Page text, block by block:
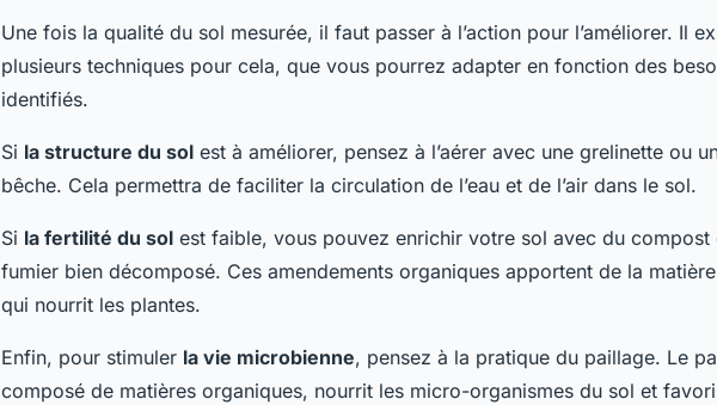
Une fois la qualité du sol mesurée, il faut passer à l’action pour l’améliorer. Il
plusieurs techniques pour cela, que vous pourrez adapter en fonction des
identifiés.
Si la structure du sol est à améliorer, pensez à l’aérer avec une grelinette ou
bêche. Cela permettra de faciliter la circulation de l’eau et de l’air dans le sol.
Si la fertilité du sol est faible, vous pouvez enrichir votre sol avec du compost
fumier bien décomposé. Ces amendements organiques apportent de la
qui nourrit les plantes.
Enfin, pour stimuler la vie microbienne, pensez à la pratique du paillage. Le
composé de matières organiques, nourrit les micro-organismes du sol et